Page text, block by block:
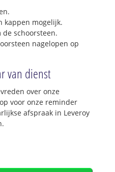
kappen mogelijk.
schoorsteen.
nagelopen op
van dienst
over onze
voor onze reminder
afspraak in Leveroy